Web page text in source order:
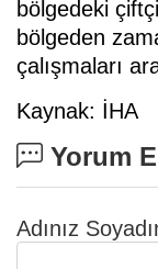
bölgedeki
bölgeden
çalışmaları
Kaynak: İHA
Yorum
Adınız